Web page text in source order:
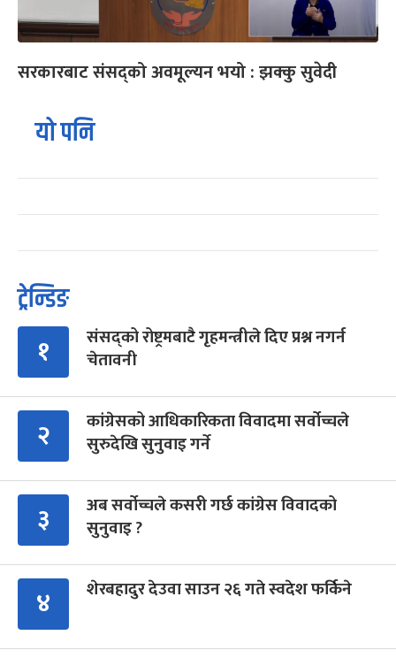
सरकारबाट संसद्‍को अवमूल्यन भयो : झक्कु सुवेदी
यो पनि
ट्रेन्डिङ
१
संसद्को रोष्ट्रमबाटै गृहमन्त्रीले दिए प्रश्न नगर्न
चेतावनी
२
कांग्रेसको आधिकारिकता विवादमा सर्वोच्चले
सुरुदेखि सुनुवाइ गर्ने
३
अब सर्वोच्चले कसरी गर्छ कांग्रेस विवादको
सुनुवाइ ?
४ शेरबहादुर देउवा साउन २६ गते स्वदेश फर्किने